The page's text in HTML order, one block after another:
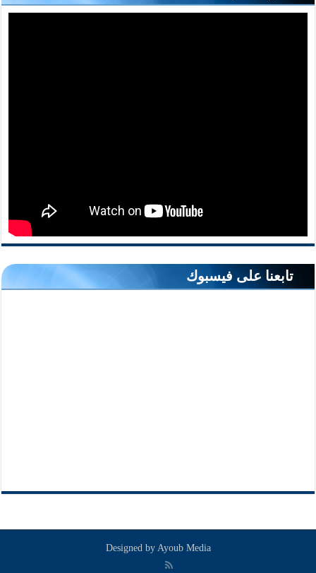
تابعنا على فيسبوك
Designed by Ayoub Media